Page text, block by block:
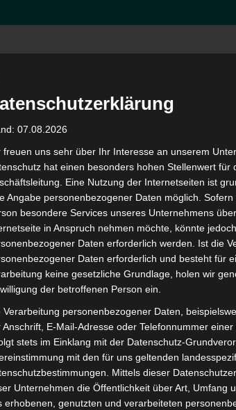
vavada
Schulfirewall unterwegs sind. Wir freuen
Webinaren ein.
07.08.2026
freuen uns sehr über Ihr Interesse an unserem
hat einen besonders hohen Stellenwert für
Eine Nutzung der Internetseiten ist
Angabe personenbezogener Daten möglich.
besondere Services unseres Unternehmens
in Anspruch nehmen möchte, könnte
Daten erforderlich werden. Ist die
Daten erforderlich und besteht für
keine gesetzliche Grundlage, holen wir
der betroffenen Person ein.
Verarbeitung personenbezogener Daten,
Anschrift, E-Mail-Adresse oder Telefonnummer einer
stets im Einklang mit der Datenschutz-
mit den für uns geltenden
Mittels dieser
Unternehmen die Öffentlichkeit über Art, Umfang
erhobenen, genutzten und verarbeiteten